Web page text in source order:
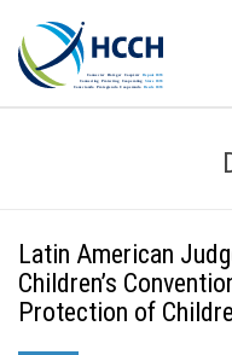
Latin American
Children’s
Protection of